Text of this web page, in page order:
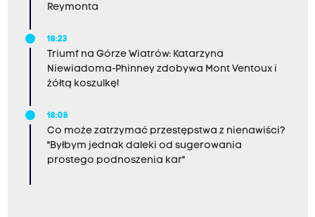
Reymonta
18:23
Triumf na Górze Wiatrów: Katarzyna
Niewiadoma-Phinney zdobywa Mont Ventoux i
żółtą koszulkę!
18:08
Co może zatrzymać przestępstwa z nienawiści?
"Byłbym jednak daleki od sugerowania
prostego podnoszenia kar"